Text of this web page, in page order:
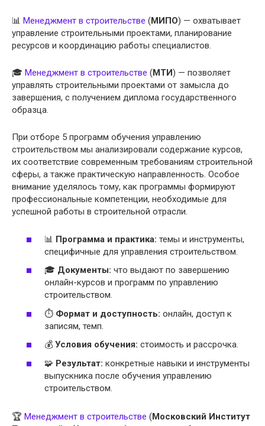
📊 Менеджмент в строительстве (МИПО) — охватывает
управление строительными проектами, планирование
ресурсов и координацию работы специалистов.
🎓 Менеджмент в строительстве (МТИ) — позволяет
управлять строительными проектами от замысла до
завершения, с получением диплома государственного
образца.
При отборе 5 программ обучения управлению
строительством мы анализировали содержание курсов,
их соответствие современным требованиям строительной
сферы, а также практическую направленность. Особое
внимание уделялось тому, как программы формируют
профессиональные компетенции, необходимые для
успешной работы в строительной отрасли.
📊 Программа и практика: темы и инструменты,
специфичные для управления строительством.
🎓 Документы: что выдают по завершению
онлайн-курсов и программ по управлению
строительством.
⏱ Формат и доступность: онлайн, доступ к
записям, темп.
💰 Условия обучения: стоимость и рассрочка.
🧩 Результат: конкретные навыки и инструменты
выпускника после обучения управлению
строительством.
🏆 Менеджмент в строительстве (Московский Институт